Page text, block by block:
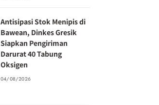
Antisipasi Stok Menipis di
Bawean, Dinkes Gresik
Siapkan Pengiriman
Darurat 40 Tabung
Oksigen
04/08/2026